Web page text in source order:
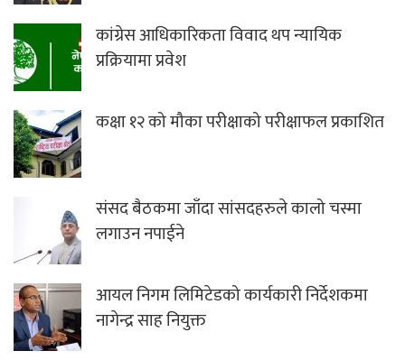
कांग्रेस आधिकारिकता विवाद थप न्यायिक
प्रक्रियामा प्रवेश
कक्षा १२ को मौका परीक्षाको परीक्षाफल प्रकाशित
संसद बैठकमा जाँदा सांसदहरुले कालो चस्मा
लगाउन नपाईने
आयल निगम लिमिटेडको कार्यकारी निर्देशकमा
नागेन्द्र साह नियुक्त